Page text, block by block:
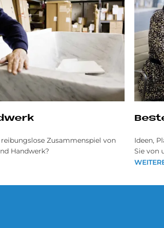
Zusammenspiel von
Handwerk?
Ideen,
Sie von